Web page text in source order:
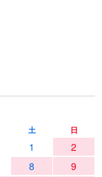
土 日
1
2
8
9